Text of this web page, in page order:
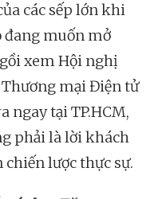
các sếp lớn khi
muốn mở
xem Hội nghị
mại Điện tử
ngay tại TP.HCM,
phải là lời khách
lược thực sự.